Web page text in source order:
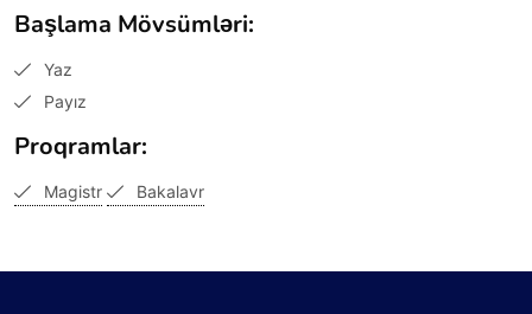
Başlama Mövsümləri:
Yaz
Payız
Proqramlar:
Magistr Bakalavr